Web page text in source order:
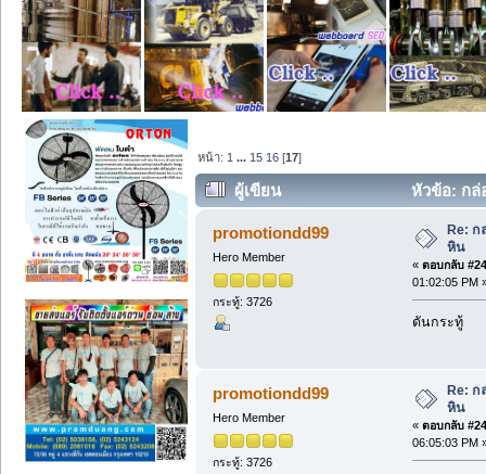
หน้า: 1 ... 15 16 [17]
ผู้เขียน หัวข้อ: กล่
promotiondd99
Hero Member
กระทู้: 3726
Re: ก
หิน
« ตอบกลับ
01:02:05 PM
ดันกระทู้
promotiondd99
Hero Member
กระทู้: 3726
Re: ก
หิน
« ตอบกลับ
06:05:03 PM